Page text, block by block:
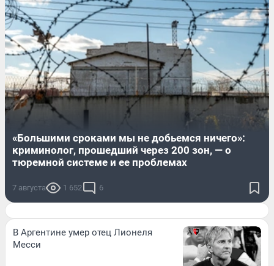
«Большими сроками мы не добьемся ничего»:
криминолог, прошедший через 200 зон, — о
тюремной системе и ее проблемах
7 августа 1 652 6
В Аргентине умер отец Лионеля
Месси